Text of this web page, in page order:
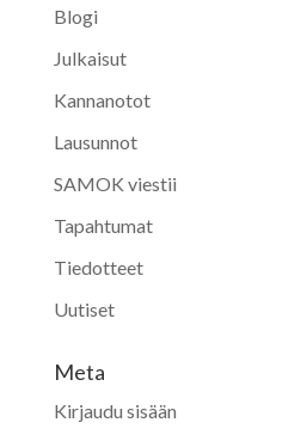
Blogi
Julkaisut
Kannanotot
Lausunnot
SAMOK viestii
Tapahtumat
Tiedotteet
Uutiset
Meta
Kirjaudu sisään